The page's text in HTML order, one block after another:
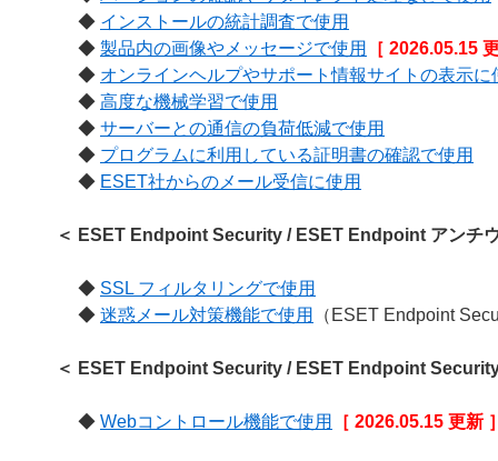
◆ インストールの統計調査で使用
◆ 製品内の画像やメッセージで使用
［ 2026.05.15
◆ オンラインヘルプやサポート情報サイトの表示に
◆ 高度な機械学習で使用
◆ サーバーとの通信の負荷低減で使用
◆ プログラムに利用している証明書の確認で使用
◆ ESET社からのメール受信に使用
＜ ESET Endpoint Security / ESET Endpoint アンチ
◆ SSL フィルタリングで使用
◆ 迷惑メール対策機能で使用 （ESET Endpoint
＜ ESET Endpoint Security / ESET Endpoint
◆ Webコントロール機能で使用 ［ 2026.05.15 更新